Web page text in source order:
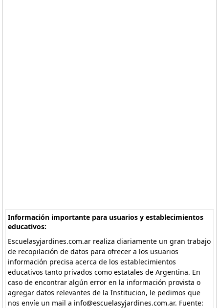
Información importante para usuarios y establecimientos
educativos:
Escuelasyjardines.com.ar realiza diariamente un gran trabajo
de recopilación de datos para ofrecer a los usuarios
información precisa acerca de los establecimientos
educativos tanto privados como estatales de Argentina. En
caso de encontrar algún error en la información provista o
agregar datos relevantes de la Institucion, le pedimos que
nos envíe un mail a info@escuelasyjardines.com.ar. Fuente: